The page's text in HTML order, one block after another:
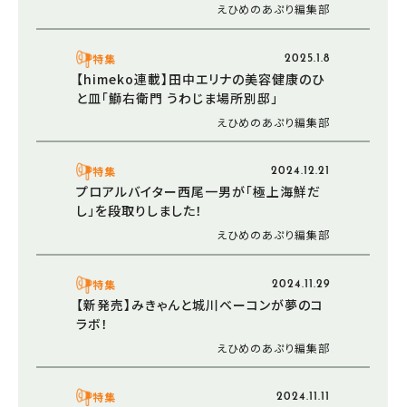
えひめのあぷり編集部
特集 2025.1.8
【himeko連載】田中エリナの美容健康のひ
と皿「鰤右衛門 うわじま場所別邸」
えひめのあぷり編集部
特集 2024.12.21
プロアルバイター西尾一男が「極上海鮮だ
し」を段取りしました！
えひめのあぷり編集部
特集 2024.11.29
【新発売】みきゃんと城川ベーコンが夢のコ
ラボ！
えひめのあぷり編集部
特集 2024.11.11